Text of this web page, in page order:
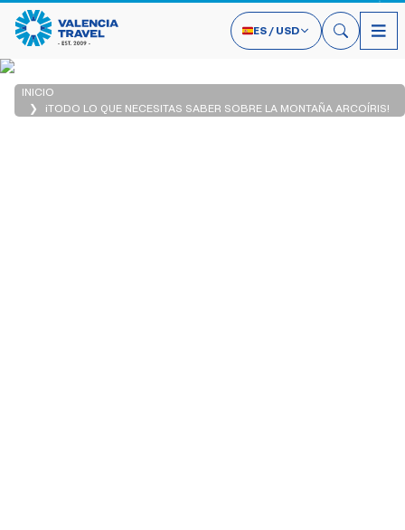
ES / USD
INICIO
¡TODO LO QUE NECESITAS SABER SOBRE LA MONTAÑA ARCOÍRIS!